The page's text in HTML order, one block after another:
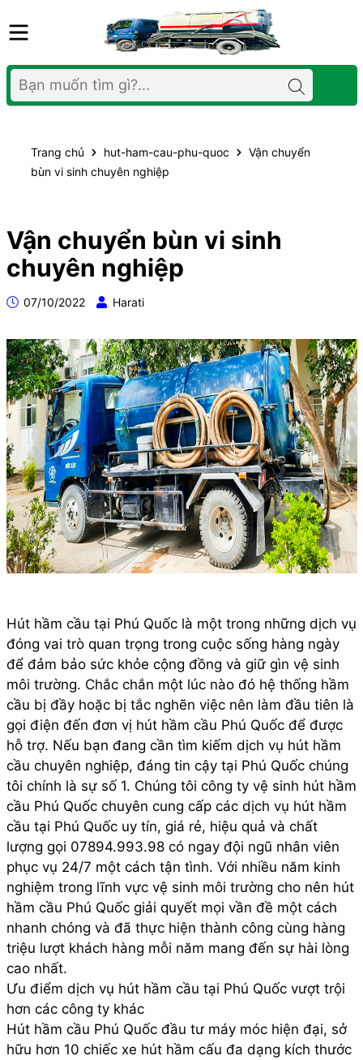
Trang chủ hut-ham-cau-phu-quoc
Vận chuyển
bùn vi sinh chuyên nghiệp
Vận chuyển bùn vi sinh
chuyên nghiệp
07/10/2022 Harati
Hút hầm cầu tại Phú Quốc là một trong những dịch vụ
đóng vai trò quan trọng trong cuộc sống hàng ngày
để đảm bảo sức khỏe cộng đồng và giữ gìn vệ sinh
môi trường. Chắc chắn một lúc nào đó hệ thống hầm
cầu bị đầy hoặc bị tắc nghẽn việc nên làm đầu tiên là
gọi điện đến đơn vị hút hầm cầu Phú Quốc để được
hỗ trợ. Nếu bạn đang cần tìm kiếm dịch vụ hút hầm
cầu chuyên nghiệp, đáng tin cậy tại Phú Quốc chúng
tôi chính là sự số 1. Chúng tôi công ty vệ sinh hút hầm
cầu Phú Quốc chuyên cung cấp các dịch vụ hút hầm
cầu tại Phú Quốc uy tín, giá rẻ, hiệu quả và chất
lượng gọi 07894.993.98 có ngay đội ngũ nhân viên
phục vụ 24/7 một cách tận tình. Với nhiều năm kinh
nghiệm trong lĩnh vực vệ sinh môi trường cho nên hút
hầm cầu Phú Quốc giải quyết mọi vần đề một cách
nhanh chóng và đã thực hiện thành công cùng hàng
triệu lượt khách hàng mỗi năm mang đến sự hài lòng
cao nhất.
Ưu điểm dịch vụ hút hầm cầu tại Phú Quốc vượt trội
hơn các công ty khác
Hút hầm cầu Phú Quốc đầu tư máy móc hiện đại, sở
hữu hơn 10 chiếc xe hút hầm cấu đa dạng kích thước